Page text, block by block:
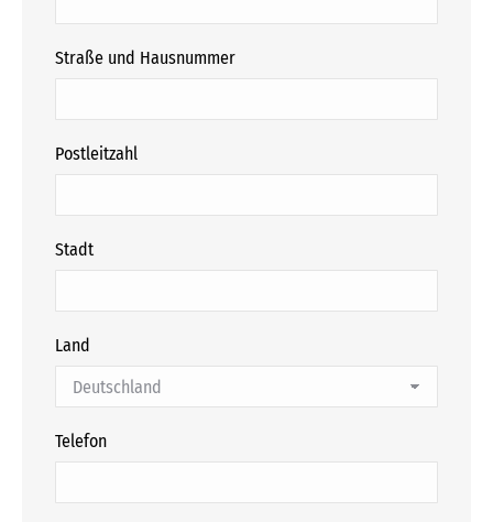
Straße und Hausnummer
Postleitzahl
Stadt
Land
Telefon